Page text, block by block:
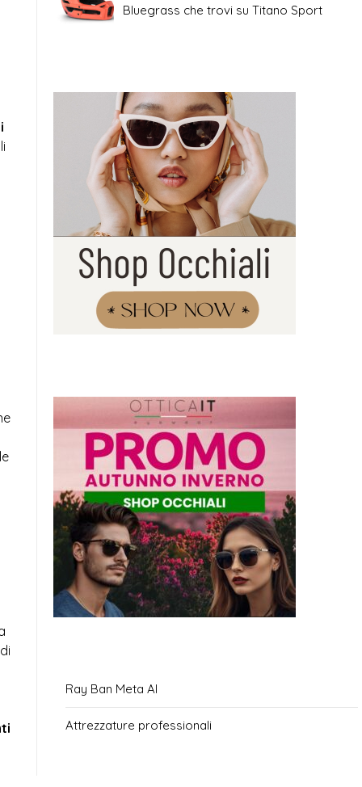
Bluegrass che trovi su Titano Sport
Ray Ban Meta AI
Attrezzature professionali